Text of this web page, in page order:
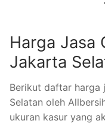
Harga Jasa
Jakarta
Berikut daftar harga
Selatan oleh
ukuran kasur yang